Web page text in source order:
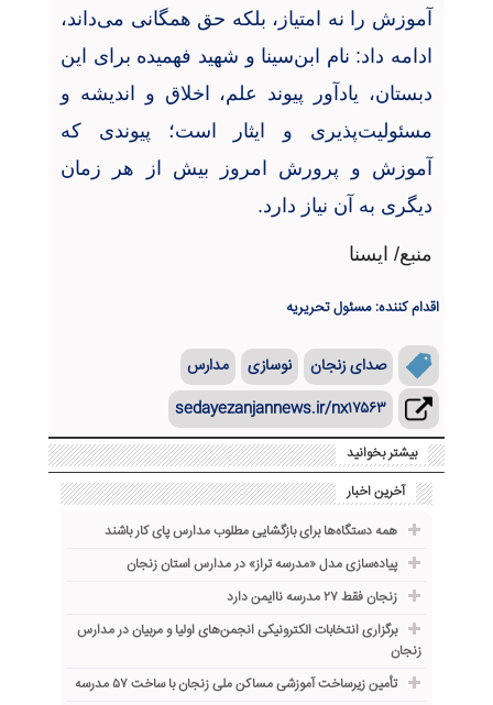
آموزش را نه امتیاز، بلکه حق همگانی می‌داند،
ادامه داد: نام
ابن‌سینا و شهید فهمیده برای این
دبستان، یادآور پیوند علم، اخلاق و اندیشه و
مسئولیت‌پذیری و ایثار است؛ پیوندی که
آموزش‌ و پرورش امروز بیش از هر زمان
دیگری به آن نیاز دارد.
منبع/ ایسنا
اقدام کننده: مسئول تحریریه
صدای زنجان نوسازی
مدارس
sedayezanjannews.ir/nx۱۷۵۶۳
بیشتر بخوانید
آخرین اخبار
همه دستگاه‌ها برای بازگشایی مطلوب مدارس پای کار باشند
پیاده‌سازی مدل «مدرسه تراز» در مدارس استان زنجان
زنجان فقط ۲۷ مدرسه ناایمن دارد
برگزاری انتخابات الکترونیکی انجمن‌های اولیا و مربیان در مدارس
زنجان
تأمین زیرساخت آموزشی مساکن ملی زنجان با ساخت ۵۷ مدرسه